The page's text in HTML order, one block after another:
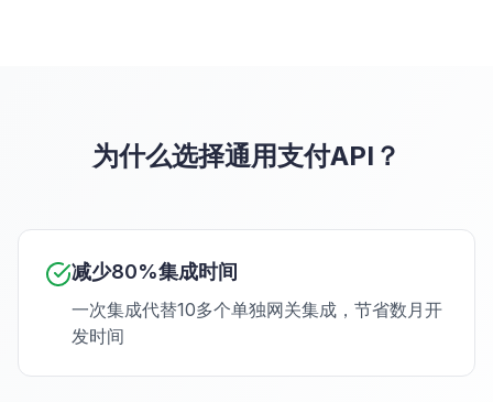
为什么选择通用支付API？
减少80%集成时间
一次集成代替10多个单独网关集成，节省数月开
发时间